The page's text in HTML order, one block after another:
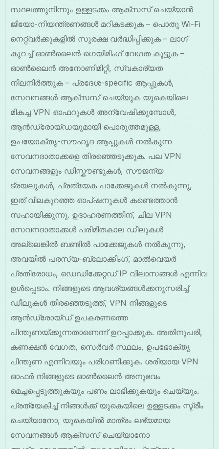
സ്ഥലത്തുനിന്നും ഉള്ളടക്കം ആക്സസ് ചെയ്യാൻ
ജിയോ-നിയന്ത്രണങ്ങൾ മറികടക്കുക – പൊതു Wi-Fi
നെറ്റ്‌വർക്കുകളിൽ സുരക്ഷ വർദ്ധിപ്പിക്കുക – ലാഗ്
കുറച്ച് ഓൺലൈൻ ഗെയിമിംഗ് വേഗത കൂട്ടുക –
ഓൺലൈൻ അനോണിമിറ്റി, സ്വകാര്യത
നിലനിർത്തുക – പ്രദേശ-specific ആപ്പുകൾ,
സേവനങ്ങൾ ആക്സസ് ചെയ്യുക യുകെയിലെ
മികച്ച VPN ഓഫറുകൾ അന്വേഷിക്കുമ്പോൾ,
ആൻഡ്രോയ്ഡയുമായി പൊരുത്തമുള്ള,
ഉപയോക്തൃ-സൗഹൃദ ആപ്പുകൾ നൽകുന്ന
സേവനദാതാക്കളെ തിരഞ്ഞെടുക്കുക. പല VPN
സേവനങ്ങളും ഡിസ്കൗണ്ടുകൾ, സൗജന്യ
ട്രയലുകൾ, പ്രത്യേക പാക്കേജുകൾ നൽകുന്നു,
ഇത് വിലകുറഞ്ഞ ഓപ്ഷനുകൾ കണ്ടെത്താൻ
സഹായിക്കുന്നു. ഉദാഹരണത്തിന്, ചില VPN
സേവനദാതാക്കൾ പരിമിതകാല ഡീലുകൾ
അല്ലെങ്കിൽ ബണ്ടിൽ പാക്കേജുകൾ നൽകുന്നു,
അവയിൽ പരസ്യ-ബ്ലോക്കിംഗ്, മാൽവെയർ
പ്രതിരോധം, ഡെഡിക്കേറ്റഡ് IP വിലാസങ്ങൾ എന്നിവ
ഉൾപ്പെടാം. നിങ്ങളുടെ ആവശ്യങ്ങൾക്കനുസരിച്ച്
ഡീലുകൾ തിരഞ്ഞെടുത്ത്, VPN നിങ്ങളുടെ
ആൻഡ്രോയ്ഡ് ഉപകരണത്തെ
പിന്തുണയ്ക്കുന്നതാണെന്ന് ഉറപ്പാക്കുക. അതിനുപരി,
കണക്ഷൻ വേഗത, സെർവർ സ്ഥലം, ഉപഭോക്തൃ
പിന്തുണ എന്നിവയും പരിഗണിക്കുക. ശരിയായ VPN
ഓഫർ നിങ്ങളുടെ ഓൺലൈൻ അനുഭവം
മെച്ചപ്പെടുത്തുകയും പണം ലാഭിക്കുകയും ചെയ്യും.
പ്രത്യേകിച്ച് നിങ്ങൾക്ക് യുകെയിലെ ഉള്ളടക്കം സ്ട്രീം
ചെയ്യാനോ, യുകെയിൽ മാത്രം ലഭ്യമായ
സേവനങ്ങൾ ആക്സസ് ചെയ്യാനോ